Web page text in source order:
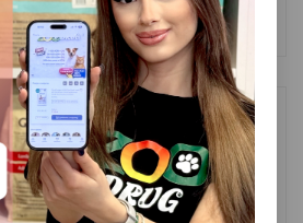
КУПИТЬ
Sausages для собак со вкусом ягненка
#840039